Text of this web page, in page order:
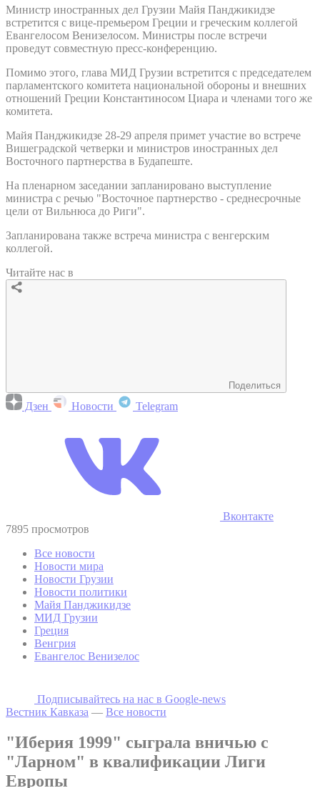
Министр иностранных дел Грузии Майя Панджикидзе
встретится с вице-премьером Греции и греческим коллегой
Евангелосом Венизелосом. Министры после встречи
проведут совместную пресс-конференцию.
Помимо этого, глава МИД Грузии встретится с председателем
парламентского комитета национальной обороны и внешних
отношений Греции Константиносом Циара и членами того же
комитета.
Майя Панджикидзе 28-29 апреля примет участие во встрече
Вишеградской четверки и министров иностранных дел
Восточного партнерства в Будапеште.
На пленарном заседании запланировано выступление
министра с речью "Восточное партнерство - среднесрочные
цели от Вильнюса до Риги".
Запланирована также встреча министра с венгерским
коллегой.
Читайте нас в
Поделиться
Дзен Новости Telegram
Вконтакте
7895 просмотров
Все новости
Новости мира
Новости Грузии
Новости политики
Майя Панджикидзе
МИД Грузии
Греция
Венгрия
Евангелос Венизелос
Подписывайтесь на наc в Google-news
Вестник Кавказа — Все новости
"Иберия 1999" сыграла вничью с
"Ларном" в квалификации Лиги
Европы